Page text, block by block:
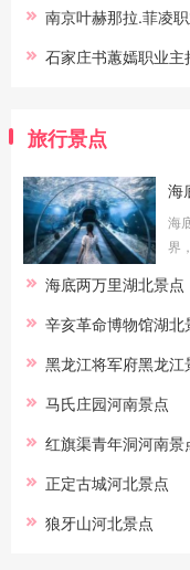
南京叶赫那拉.菲凌
石家庄书蕙嫣职业
旅行景点
海
海
界
身
海底两万里湖北景点
辛亥革命博物馆湖北
黑龙江将军府黑龙江
马氏庄园河南景点
红旗渠青年洞河南景
正定古城河北景点
狼牙山河北景点